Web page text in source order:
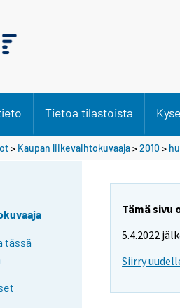
Tietoa tilastoista
> Kaupan liikevaihtokuvaaja>2010 >
tässä
Tämä sivu
5.4.2022
Siirry